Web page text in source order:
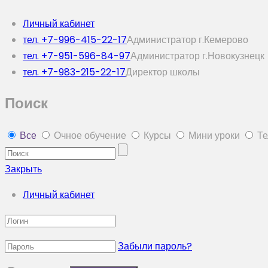
Личный кабинет
тел. +7-996-415-22-17Администратор г.Кемерово
тел. +7-951-596-84-97Администратор г.Новокузнецк
тел. +7-983-215-22-17Директор школы
Поиск
Все Очное обучение Курсы Мини уроки
Закрыть
Личный кабинет
Забыли пароль?